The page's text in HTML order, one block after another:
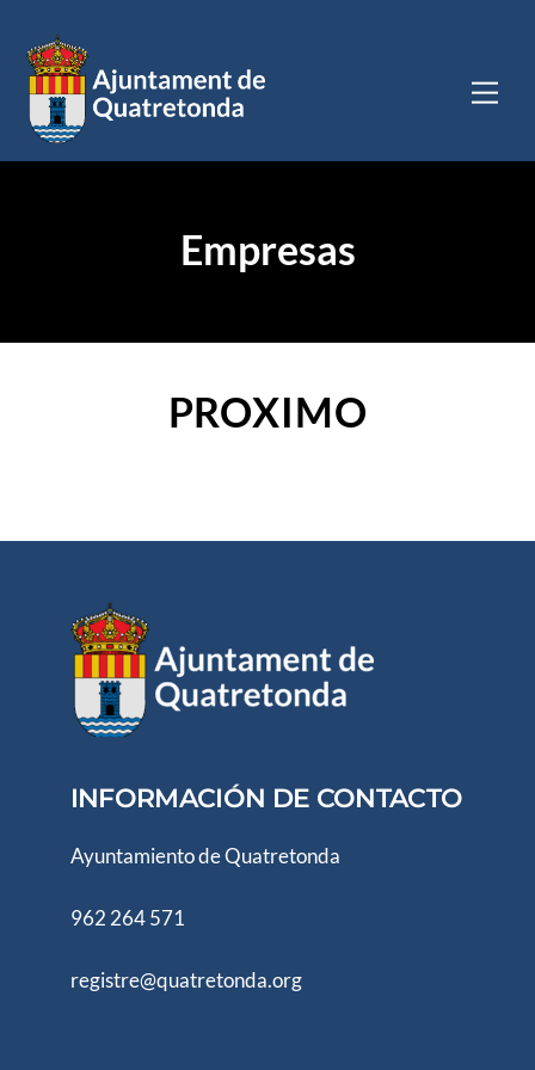
contenido
Empresas
PROXIMO
INFORMACIÓN DE CONTACTO
Ayuntamiento de Quatretonda
962 264 571
registre@quatretonda.org